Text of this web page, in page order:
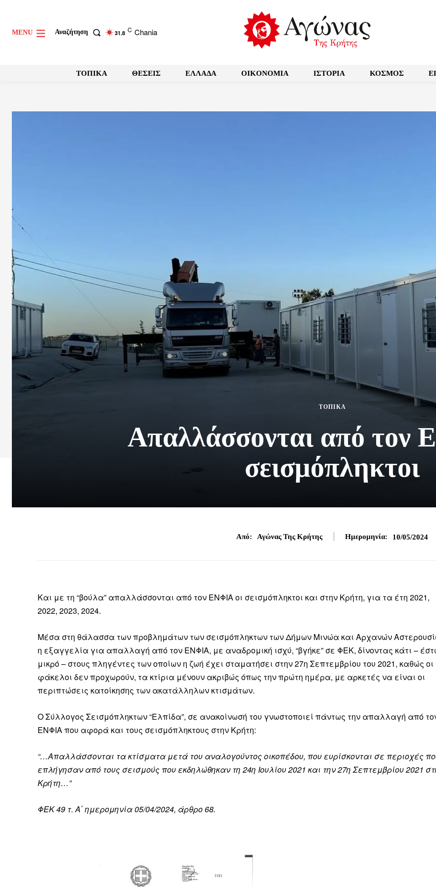
Καθημερινή Μαχητική
Εφημερίδα
MENU Αναζήτηση 31.8 C Chania
ΤΟΠΙΚΑ ΘΕΣΕΙΣ ΕΛΛΑΔΑ OIKONOMIA ΙΣΤΟΡΙΑ ΚΟΣΜΟΣ
ΤΟΠΙΚΑ
Απαλλάσσονται από τον
σεισμόπληκτοι
Από: Αγώνας Της Κρήτης Ημερομηνία: 10/05/2024
Και με τη “βούλα” απαλλάσσονται από τον ΕΝΦΙΑ οι σεισμόπληκτοι και στην Κρήτη, για τα έτη 2021,
2022, 2023, 2024.
Μέσα στη θάλασσα των προβλημάτων των σεισμόπληκτων των Δήμων Μινώα και Αρχανών
η εξαγγελία για απαλλαγή από τον ΕΝΦΙΑ, με αναδρομική ισχύ, “βγήκε” σε ΦΕΚ, δίνοντας κάτι –
μικρό – στους πληγέντες των οποίων η ζωή έχει σταματήσει στην 27η Σεπτεμβρίου του 2021, καθώς οι
φάκελοι δεν προχωρούν, τα κτίρια μένουν ακριβώς όπως την πρώτη ημέρα, με αρκετές να είναι οι
περιπτώσεις κατοίκησης των ακατάλληλων κτισμάτων.
Ο Σύλλογος Σεισμόπληκτων “Ελπίδα”, σε ανακοίνωσή του γνωστοποιεί πάντως την απαλλαγή από
ΕΝΦΙΑ που αφορά και τους σεισμόπληκτους στην Κρήτη:
“…Απαλλάσσονται τα κτίσματα μετά του αναλογούντος οικοπέδου, που ευρίσκονται σε περιοχές
επλήγησαν από τους σεισμούς που εκδηλώθηκαν τη 24η Ιουλίου 2021 και την 27η Σεπτεμβρίου 2021
Κρήτη…”
ΦΕΚ 49 τ. Α΄ ημερομηνία 05/04/2024, άρθρο 68.